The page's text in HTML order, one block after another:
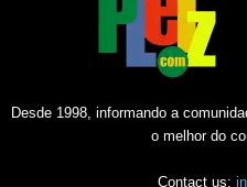
Desde 1998, informando a
o melhor do
Contact us: